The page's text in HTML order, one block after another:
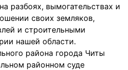
разбоях, вымогательствах и
своих земляков,
и строительными
нашей области.
района города Читы
районном суде